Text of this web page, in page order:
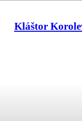
Kláštor